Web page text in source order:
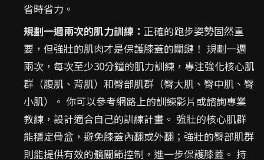
省時省力。
規劃一週兩次的肌力訓練： 正確的跑步姿勢固然重
要，但強壯的肌肉才是保護膝蓋的關鍵！ 規劃一週
兩次，每次至少30分鐘的肌力訓練，專注強化核心肌
群（腹肌、背肌）和臀部肌群（臀大肌、臀中肌、臀
小肌）。 你可以參考網路上的訓練影片或諮詢專業
教練，設計適合自己的訓練計畫。 強壯的核心肌群
能穩定骨盆，避免膝蓋內翻或外翻；強壯的臀部肌群
則能提供有效的髖關節控制，進一步保護膝蓋。 持